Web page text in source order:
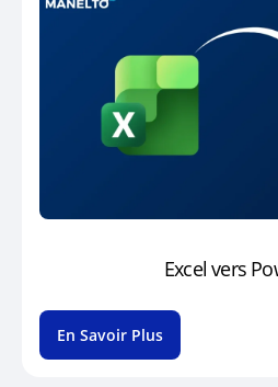
Excel vers
En Savoir Plus